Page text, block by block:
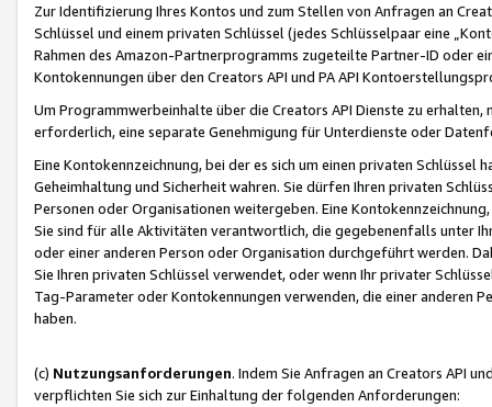
Zur Identifizierung Ihres Kontos und zum Stellen von Anfragen an
Schlüssel und einem privaten Schlüssel (jedes Schlüsselpaar eine
Rahmen des Amazon-Partnerprogramms zugeteilte Partner-ID oder
Kontokennungen über den Creators API und PA API
Um Programmwerbeinhalte über die Creators API Dienste zu
erforderlich, eine separate Genehmigung für Unterdienste oder
Eine Kontokennzeichnung, bei der es sich um einen privaten
Geheimhaltung und Sicherheit wahren. Sie dürfen Ihren privaten
Personen oder Organisationen weitergeben. Eine
Sie sind für alle Aktivitäten verantwortlich, die gegebenenfalls unter
oder einer anderen Person oder Organisation durchgeführt werden.
Sie Ihren privaten Schlüssel verwendet, oder wenn Ihr privater
Tag-Parameter oder Kontokennungen verwenden, die einer anderen
haben.
(c) Nutzungsanforderungen. Indem Sie Anfragen an Creators API
verpflichten Sie sich zur Einhaltung der folgenden Anforderungen: